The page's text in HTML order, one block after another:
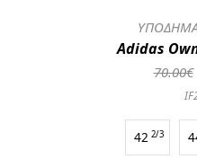
Adidas
70.00€
42 2/3